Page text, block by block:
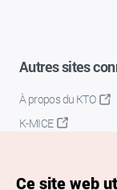
Autres sites
À propos du KTO
K-MICE
Ce site web